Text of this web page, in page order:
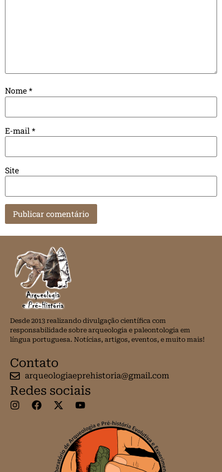
Nome*
E-mail *
Site
Desde 2013 realizando divulgação científica com
responsabilidade sobre arqueologia e paleontologia em
língua portuguesa. Notícias, artigos, eventos, e muito mais!
Contato
arqueologiaeprehistoria@gmail.com
Redes sociais